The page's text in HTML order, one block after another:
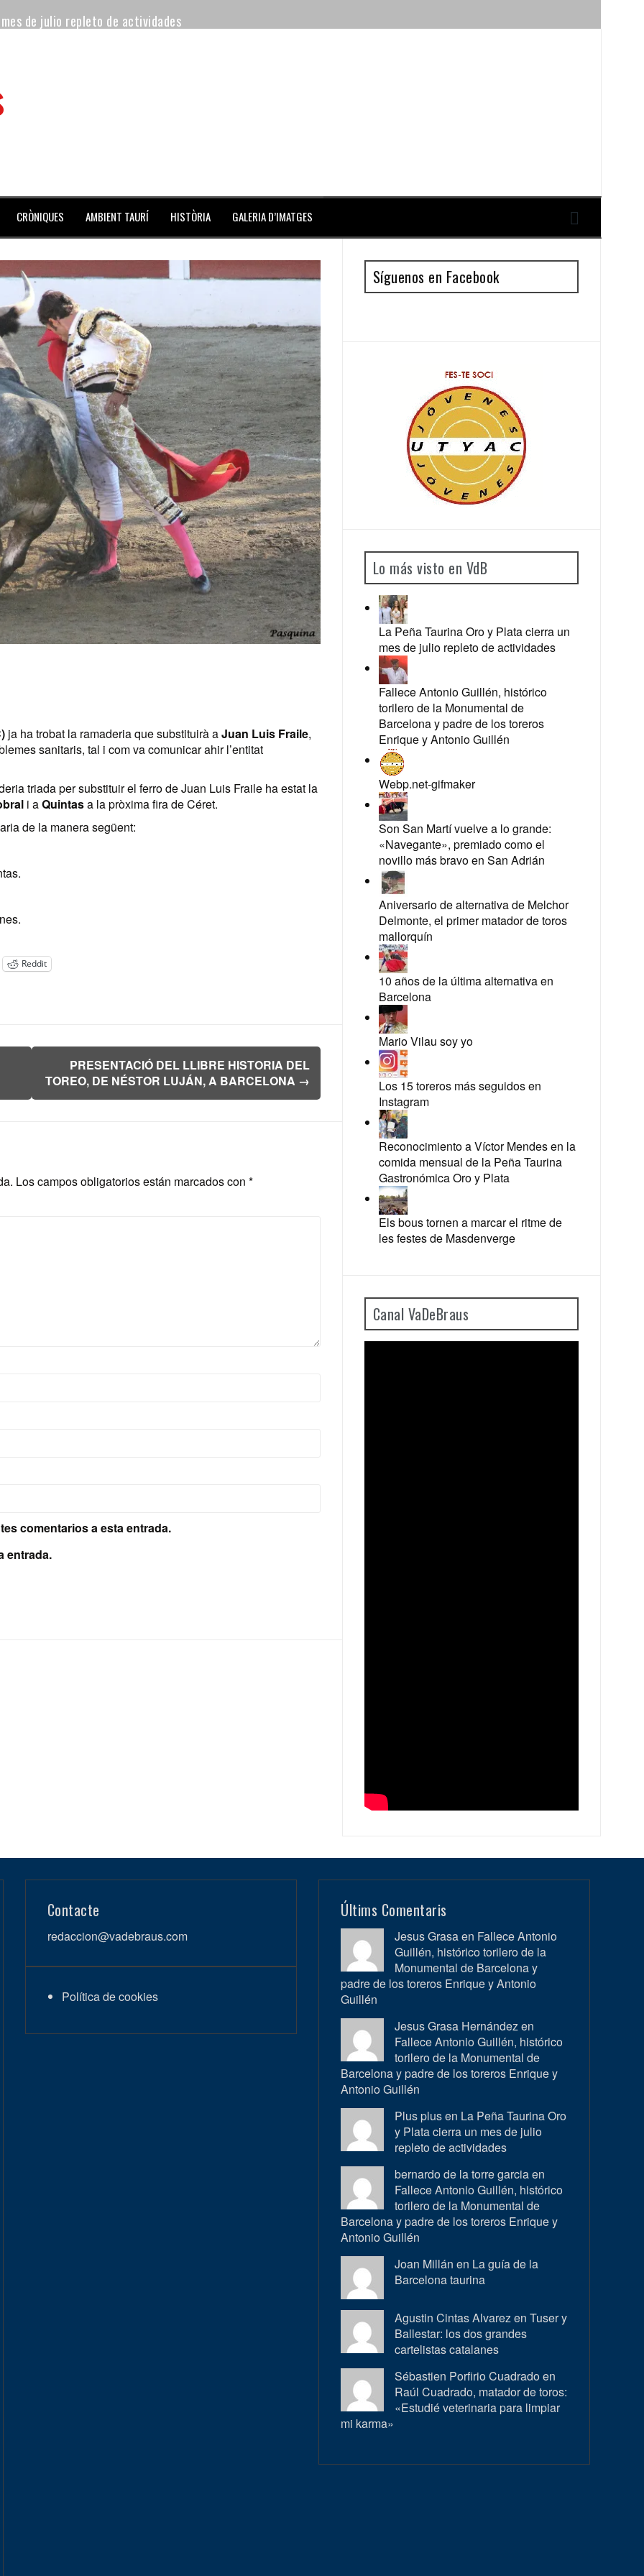
de julio repleto de actividades
premiado como el novillo más bravo en San Adrián
del jueves
CRÒNIQUES AMBIENT TAURÍ HISTÒRIA GALERIA D’IMATGES
ja ha trobat la ramaderia que substituirà aJuan Luis Fraile,
sanitaris, tal i com va comunicar ahir l’entitat
triada per substituir el ferro de Juan Luis Fraile ha estat la
i aQuintasa la pròxima fira de Céret.
de la manera següent:
Reddit
PRESENTACIÓ DEL LLIBRE HISTORIA DEL
TOREO, DE NÉSTOR LUJÁN, A BARCELONA →
Los campos obligatorios están marcados con *
comentarios a esta entrada.
entrada.
Síguenos en Facebook
Lo más visto en VdB
La Peña Taurina Oro y Plata cierra un
mes de julio repleto de actividades
Fallece Antonio Guillén, histórico
torilero de la Monumental de
Barcelona y padre de los toreros
Enrique y Antonio Guillén
Webp.net-gifmaker
Son San Martí vuelve a lo grande:
«Navegante», premiado como el
novillo más bravo en San Adrián
Aniversario de alternativa de Melchor
Delmonte, el primer matador de toros
mallorquín
10 años de la última alternativa en
Barcelona
Mario Vilau soy yo
Los 15 toreros más seguidos en
Instagram
Reconocimiento a Víctor Mendes en la
comida mensual de la Peña Taurina
Gastronómica Oro y Plata
Els bous tornen a marcar el ritme de
les festes de Masdenverge
Canal VaDeBraus
Contacte
redaccion@vadebraus.com
Política de cookies
Últims Comentaris
Jesus Grasa en Fallece Antonio
Guillén, histórico torilero de la
Monumental de Barcelona y
padre de los toreros Enrique y Antonio
Guillén
Jesus Grasa Hernández en
Fallece Antonio Guillén, histórico
torilero de la Monumental de
Barcelona y padre de los toreros Enrique y
Antonio Guillén
Plus plus en La Peña Taurina Oro
y Plata cierra un mes de julio
repleto de actividades
bernardo de la torre garcia en
Fallece Antonio Guillén, histórico
torilero de la Monumental de
Barcelona y padre de los toreros Enrique y
Antonio Guillén
Joan Millán en La guía de la
Barcelona taurina
Agustin Cintas Alvarez enTuser y
Ballestar: los dos grandes
cartelistas catalanes
Sébastien Porfirio Cuadrado en
Raúl Cuadrado, matador de toros:
«Estudié veterinaria para limpiar
mi karma»